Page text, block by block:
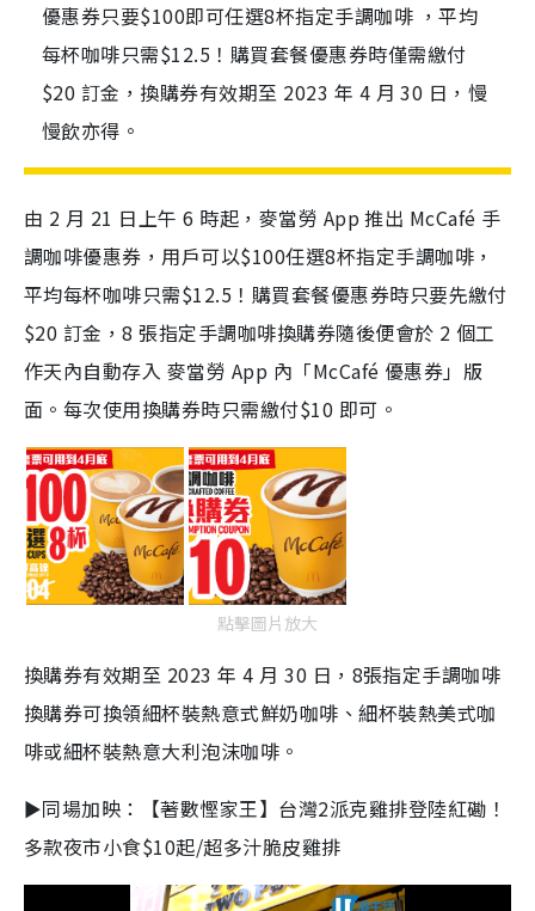
優惠券只要$100即可任選8杯指定手調咖啡 ，平均
每杯咖啡只需$12.5！購買套餐優惠券時僅需繳付
$20 訂金，換購券有效期至 2023 年 4 月 30 日，慢
慢飲亦得。
由 2 月 21 日上午 6 時起，麥當勞 App 推出 McCafé 手
調咖啡優惠券，用戶可以$100任選8杯指定手調咖啡，
平均每杯咖啡只需$12.5！購買套餐優惠券時只要先繳付
$20 訂金，8 張指定手調咖啡換購券隨後便會於 2 個工
作天內自動存入 麥當勞 App 內「McCafé 優惠券」版
面。每次使用換購券時只需繳付$10 即可。
點擊圖片放大
換購券有效期至 2023 年 4 月 30 日，8張指定手調咖啡
換購券可換領細杯裝熱意式鮮奶咖啡、細杯裝熱美式咖
啡或細杯裝熱意大利泡沫咖啡。
►同場加映：【著數慳家王】台灣2派克雞排登陸紅磡！
多款夜市小食$10起/超多汁脆皮雞排